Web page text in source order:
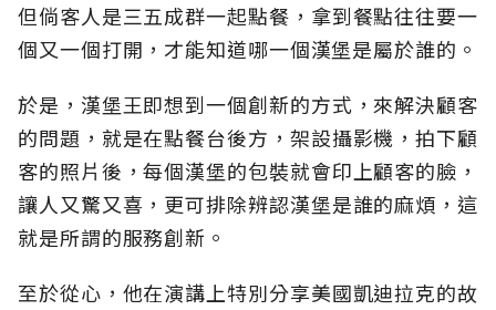
但倘客人是三五成群一起點餐，拿到餐點往往要一
個又一個打開，才能知道哪一個漢堡是屬於誰的。
於是，漢堡王即想到一個創新的方式，來解決顧客
的問題，就是在點餐台後方，架設攝影機，拍下顧
客的照片後，每個漢堡的包裝就會印上顧客的臉，
讓人又驚又喜，更可排除辨認漢堡是誰的麻煩，這
就是所謂的服務創新。
至於從心，他在演講上特別分享美國凱迪拉克的故